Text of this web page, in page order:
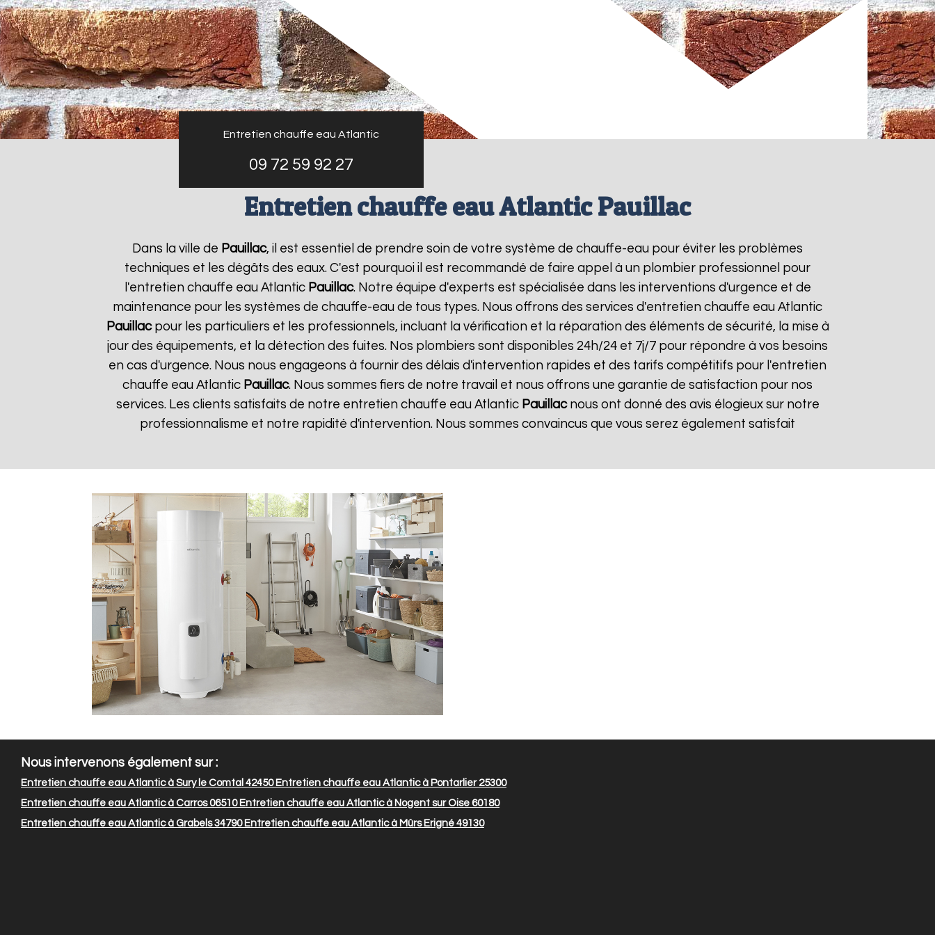
Entretien chauffe eau Atlantic
09 72 59 92 27
Entretien chauffe eau Atlantic Pauillac
Dans la ville de Pauillac, il est essentiel de prendre soin de votre système de chauffe-eau pour éviter les problèmes
techniques et les dégâts des eaux. C'est pourquoi il est recommandé de faire appel à un plombier professionnel pour
l'entretien chauffe eau Atlantic Pauillac. Notre équipe d'experts est spécialisée dans les interventions d'urgence et de
maintenance pour les systèmes de chauffe-eau de tous types. Nous offrons des services d'entretien chauffe eau Atlantic
Pauillacpour les particuliers et les professionnels, incluant la vérification et la réparation des éléments de sécurité, la mise à
jour des équipements, et la détection des fuites. Nos plombiers sont disponibles 24h/24 et 7j/7 pour répondre à vos besoins
en cas d'urgence. Nous nous engageons à fournir des délais d'intervention rapides et des tarifs compétitifs pour l'entretien
chauffe eau Atlantic Pauillac. Nous sommes fiers de notre travail et nous offrons une garantie de satisfaction pour nos
services. Les clients satisfaits de notre entretien chauffe eau Atlantic Pauillacnous ont donné des avis élogieux sur notre
professionnalisme et notre rapidité d'intervention. Nous sommes convaincus que vous serez également satisfait
Nous intervenons également sur :
Entretien chauffe eau Atlantic à Sury le Comtal 42450Entretien chauffe eau Atlantic à Pontarlier 25300
Entretien chauffe eau Atlantic à Carros 06510Entretien chauffe eau Atlantic à Nogent sur Oise 60180
Entretien chauffe eau Atlantic à Grabels 34790Entretien chauffe eau Atlantic à Mûrs Erigné 49130